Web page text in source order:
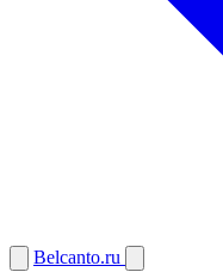
Belcanto.ru